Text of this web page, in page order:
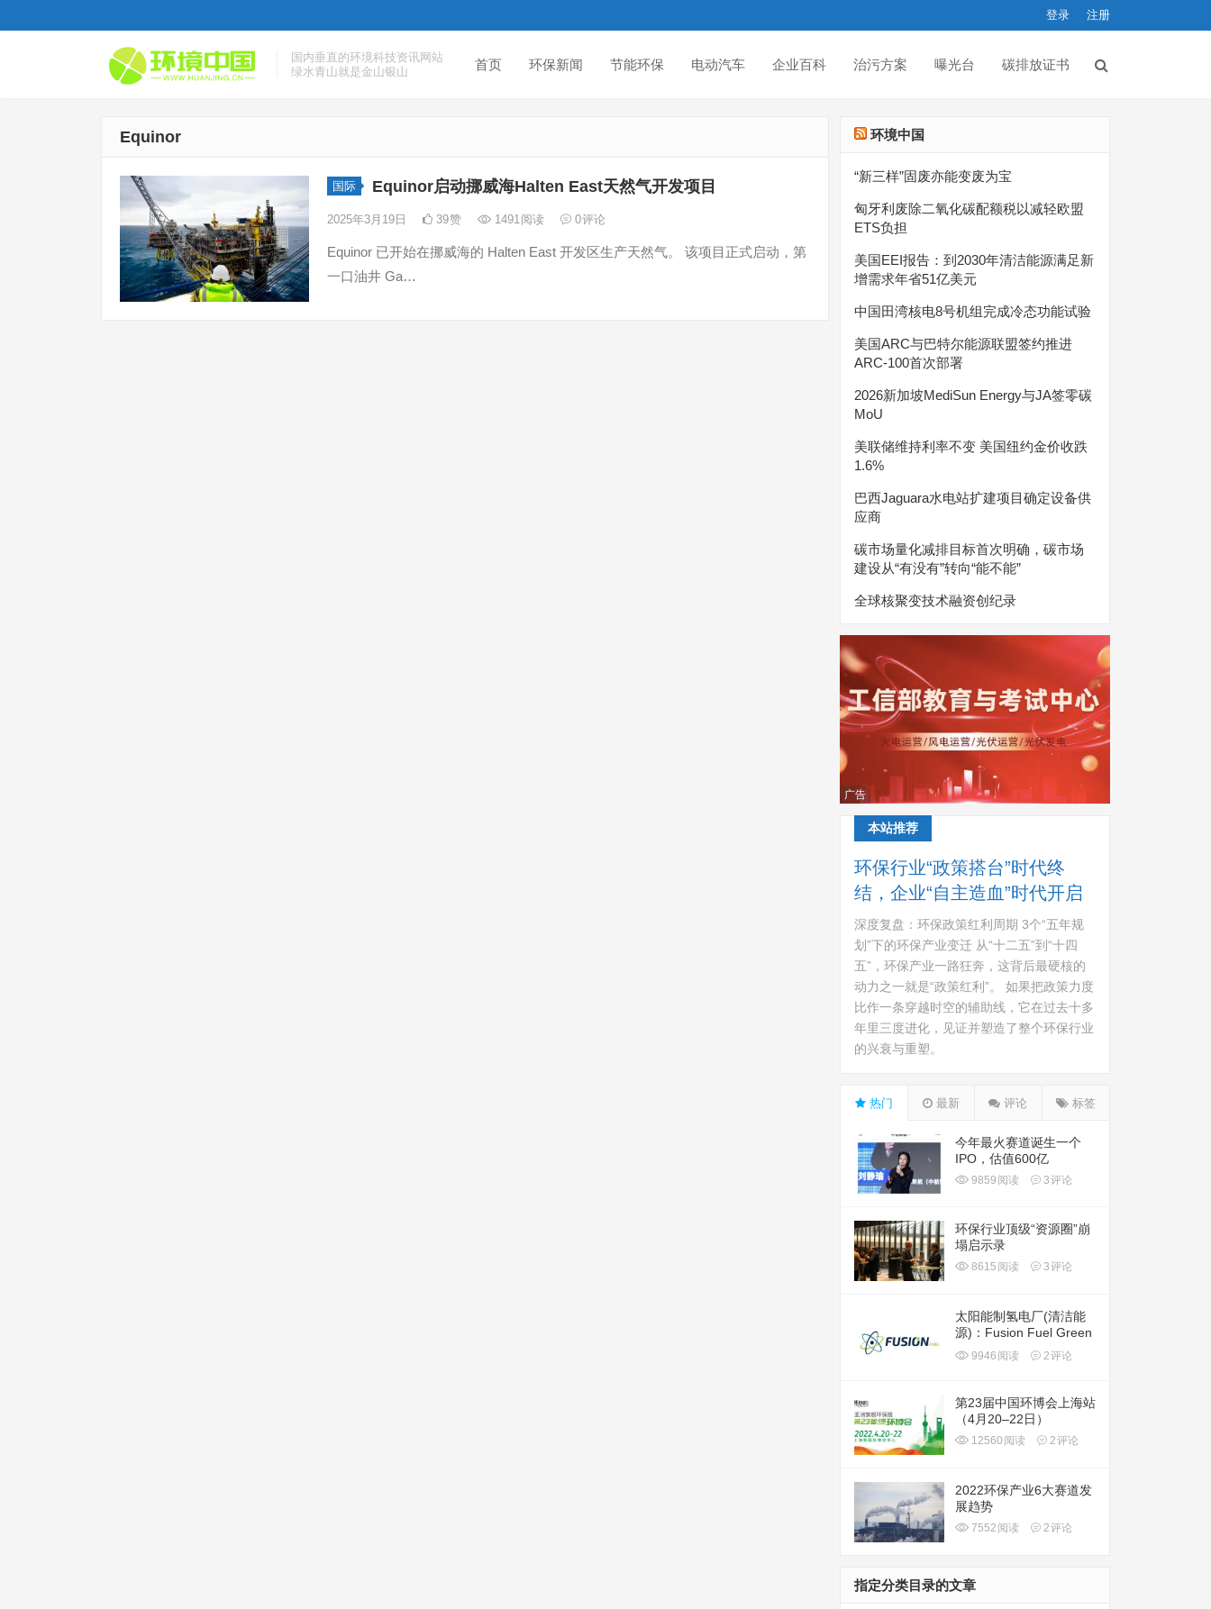
登录 注册
国内垂直的环境科技资讯网站
绿水青山就是金山银山
首页 环保新闻 节能环保 电动汽车 企业百科 治污方案 曝光台 碳排放证书
Equinor
国际 Equinor启动挪威海Halten East天然气开发项目
2025年3月19日 39赞 1491阅读 0评论
Equinor 已开始在挪威海的 Halten East 开发区生产天然气。 该项目正式启动，第
一口油井 Ga…
环境中国
“新三样”固废亦能变废为宝
匈牙利废除二氧化碳配额税以减轻欧盟
ETS负担
美国EEI报告：到2030年清洁能源满足新
增需求年省51亿美元
中国田湾核电8号机组完成冷态功能试验
美国ARC与巴特尔能源联盟签约推进
ARC-100首次部署
2026新加坡MediSun Energy与JA签零碳
MoU
美联储维持利率不变 美国纽约金价收跌
1.6%
巴西Jaguara水电站扩建项目确定设备供
应商
碳市场量化减排目标首次明确，碳市场
建设从“有没有”转向“能不能”
全球核聚变技术融资创纪录
广告
本站推荐
环保行业“政策搭台”时代终
结，企业“自主造血”时代开启
深度复盘：环保政策红利周期 3个“五年规
划”下的环保产业变迁 从“十二五”到“十四
五”，环保产业一路狂奔，这背后最硬核的
动力之一就是“政策红利”。 如果把政策力度
比作一条穿越时空的辅助线，它在过去十多
年里三度进化，见证并塑造了整个环保行业
的兴衰与重塑。
热门 最新 评论 标签
今年最火赛道诞生一个
IPO，估值600亿
9859 阅读 3评论
环保行业顶级“资源圈”崩
塌启示录
8615 阅读 3评论
太阳能制氢电厂(清洁能
源)：Fusion Fuel Green
plc(HTOO)
9946 阅读 2评论
第23届中国环博会上海站
（4月20–22日）
12560 阅读 2评论
2022环保产业6大赛道发
展趋势
7552 阅读 2评论
指定分类目录的文章